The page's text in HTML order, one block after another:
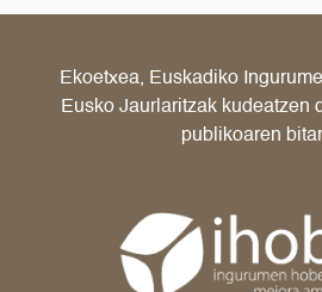
Ekoetxea, Euskadiko
Eusko Jaurlaritzak kudeatzen
publikoaren